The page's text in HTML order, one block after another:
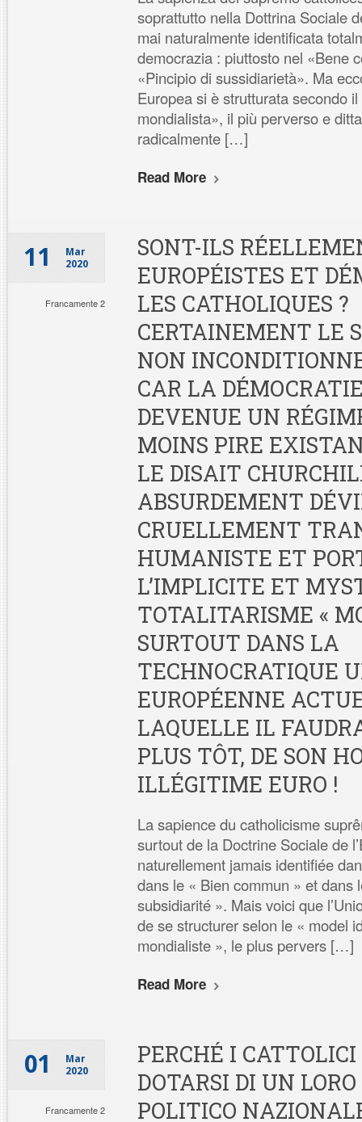
soprattutto nella Dottrina Sociale
mai naturalmente identificata
democrazia : piuttosto nel «Bene
«Pincipio di sussidiarietà». Ma
Europea si è strutturata secondo
mondialista», il più perverso e
radicalmente […]
Read More
11
Mar
2020
Francamente 2
SONT-ILS
EUROPÉISTES ET
LES CATHOLIQUES ?
CERTAINEMENT LE
NON
CAR LA
DEVENUE UN
MOINS PIRE
LE DISAIT
ABSURDEMENT
CRUELLEMENT
HUMANISTE ET
L’IMPLICITE ET
TOTALITARISME «
SURTOUT DANS LA
TECHNOCRATIQUE
EUROPÉENNE
LAQUELLE IL
PLUS TÔT, DE SON
ILLÉGITIME EURO !
La sapience du catholicisme
surtout de la Doctrine Sociale de
naturellement jamais identifiée
dans le « Bien commun » et dans
subsidiarité ». Mais voici que
de se structurer selon le « model
mondialiste », le plus pervers […]
Read More
01
Mar
2020
Francamente 2
PERCHÉ I
DOTARSI DI UN
POLITICO